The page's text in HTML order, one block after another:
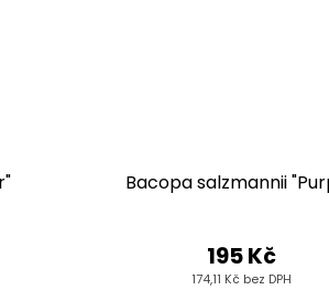
Bacopa salzmannii
174,11 Kč bez DPH
195 Kč